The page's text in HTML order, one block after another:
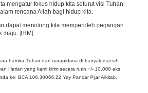
mengatur fokus hidup kita seturut visi Tuhan,
rencana Allah bagi hidup kita.
dapat menolong kita memperoleh pegangan
maju. [IHM]
hamba Tuhan dan narapidana di banyak daerah
Harian yang kami kirim secara rutin +/- 10.000 eks.
ke: BCA 106.30066.22 Yay Pancar Pijar Alkitab.